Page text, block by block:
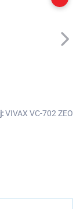
VIVAX VC-702 ZEO